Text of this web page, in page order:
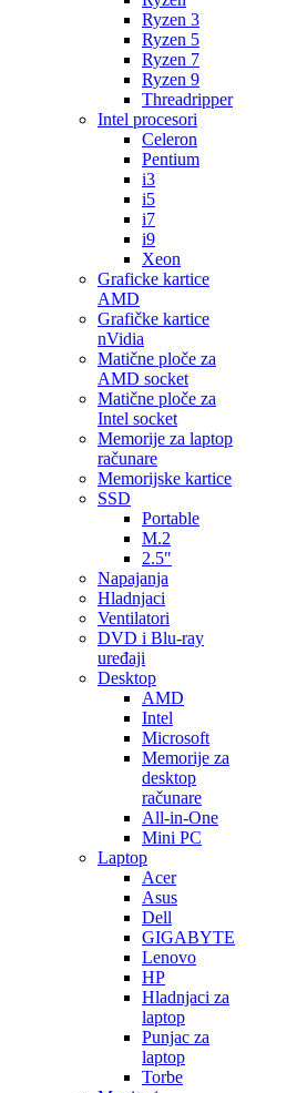
Ryzen 3
Ryzen 5
Ryzen 7
Ryzen 9
Threadripper
Intel procesori
Celeron
Pentium
i3
i5
i7
i9
Xeon
Graficke kartice
AMD
Grafičke kartice
nVidia
Matične ploče za
AMD socket
Matične ploče za
Intel socket
Memorije za laptop
računare
Memorijske kartice
SSD
Portable
M.2
2.5″
Napajanja
Hladnjaci
Ventilatori
DVD i Blu-ray
uređaji
Desktop
AMD
Intel
Microsoft
Memorije za
desktop
računare
All-in-One
Mini PC
Laptop
Acer
Asus
Dell
GIGABYTE
Lenovo
HP
Hladnjaci za
laptop
Punjac za
laptop
Torbe